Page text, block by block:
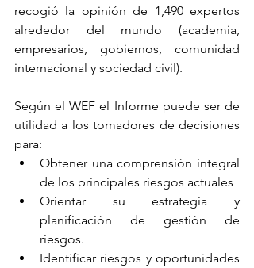
recogió la opinión de 1,490 expertos
alrededor del mundo (academia,
empresarios, gobiernos, comunidad
internacional y sociedad civil).
Según el WEF el Informe puede ser de
utilidad a los tomadores de decisiones
para:
Obtener una comprensión integral
de los principales riesgos actuales
Orientar su estrategia y
planificación de gestión de
riesgos.
Identificar riesgos y oportunidades